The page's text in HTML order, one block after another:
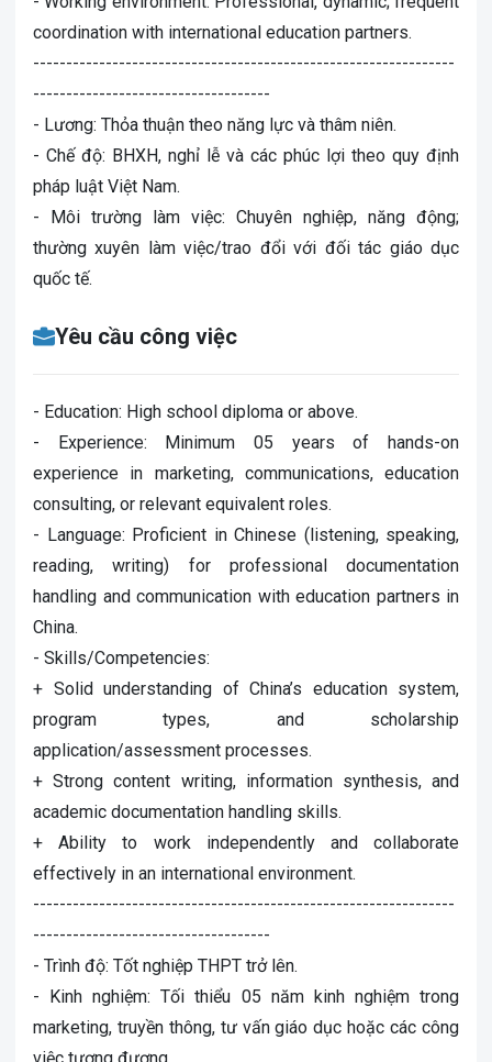
coordination with international education partners.
----------------------------------------------------------------
------------------------------------
- Lương: Thỏa thuận theo năng lực và thâm niên.
- Chế độ: BHXH, nghỉ lễ và các phúc lợi theo quy định
pháp luật Việt Nam.
- Môi trường làm việc: Chuyên nghiệp, năng động;
thường xuyên làm việc/trao đổi với đối tác giáo dục
quốc tế.
Yêu cầu công việc
- Education: High school diploma or above.
- Experience: Minimum 05 years of hands-on
experience in marketing, communications, education
consulting, or relevant equivalent roles.
- Language: Proficient in Chinese (listening, speaking,
reading, writing) for professional documentation
handling and communication with education partners in
China.
- Skills/Competencies:
+ Solid understanding of China’s education system,
program types, and scholarship
application/assessment processes.
+ Strong content writing, information synthesis, and
academic documentation handling skills.
+ Ability to work independently and collaborate
effectively in an international environment.
----------------------------------------------------------------
------------------------------------
- Trình độ: Tốt nghiệp THPT trở lên.
- Kinh nghiệm: Tối thiểu 05 năm kinh nghiệm trong
marketing, truyền thông, tư vấn giáo dục hoặc các công